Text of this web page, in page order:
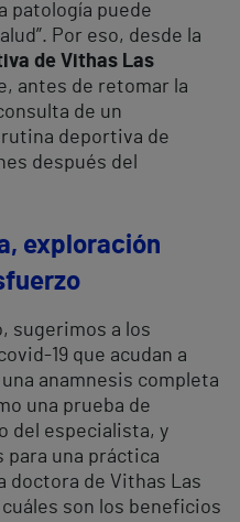
patología puede
Por eso, desde la
de Vithas Las
antes de retomar la
de un
deportiva de
después del
exploración
sugerimos a los
19 que acudan a
anamnesis completa
una prueba de
del especialista, y
para una práctica
doctora de Vithas Las
son los beneficios